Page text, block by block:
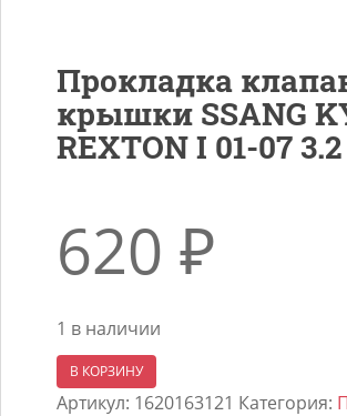
Прокладка
крышки SSANG
REXTON I 01-07
620 ₽
1 в наличии
Количество
товара
В КОРЗИНУ
Артикул: 1620163121 Категория: